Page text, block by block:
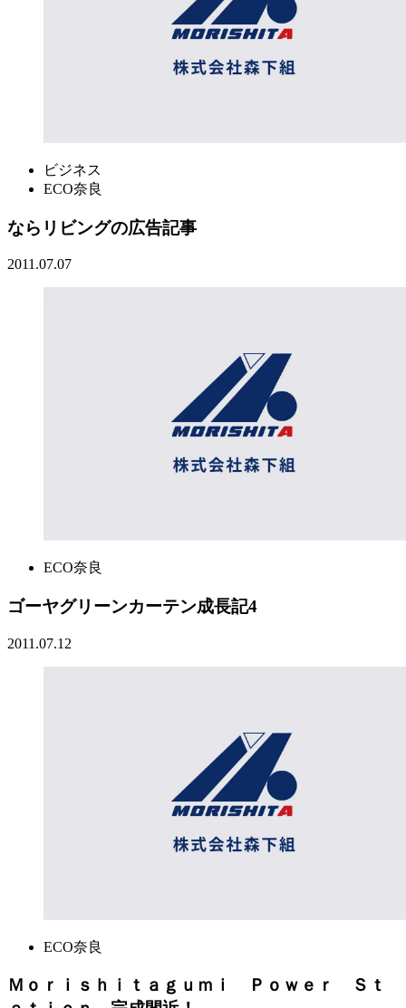
ビジネス
ECO奈良
ならリビングの広告記事
2011.07.07
ECO奈良
ゴーヤグリーンカーテン成長記4
2011.07.12
ECO奈良
Ｍｏｒｉｓｈｉｔａｇｕｍｉ Ｐｏｗｅｒ Ｓｔ